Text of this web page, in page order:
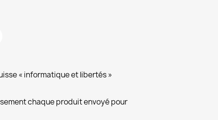
« informatique et libertés »
chaque produit envoyé pour